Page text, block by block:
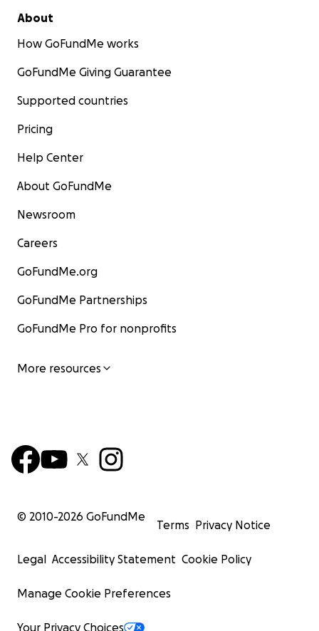
About
How GoFundMe works
GoFundMe Giving Guarantee
Supported countries
Pricing
Help Center
About GoFundMe
Newsroom
Careers
GoFundMe.org
GoFundMe Partnerships
GoFundMe Pro for nonprofits
More resources
© 2010-2026 GoFundMe
Terms Privacy Notice
Legal Accessibility Statement Cookie Policy
Manage Cookie Preferences
Your Privacy Choices